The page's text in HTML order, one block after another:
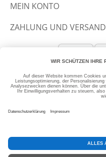
MEIN KONTO
ZAHLUNG UND VERSAND